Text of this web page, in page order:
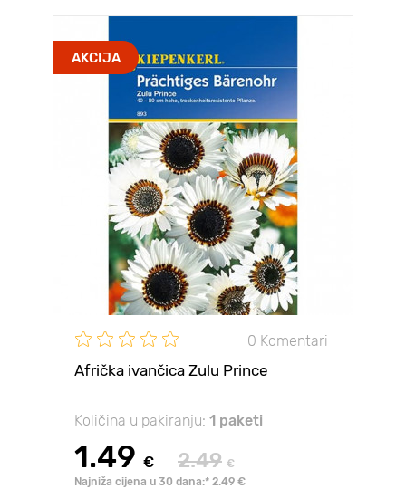
AKCIJA
0 Komentari
Afrička ivančica Zulu Prince
Količina u pakiranju: 1 paketi
1.49 € 2.49 €
Najniža cijena u 30 dana:* 2.49 €